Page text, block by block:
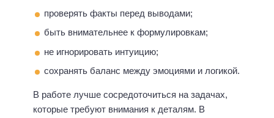
проверять факты перед выводами;
быть внимательнее к формулировкам;
не игнорировать интуицию;
сохранять баланс между эмоциями и логикой.
В работе лучше сосредоточиться на задачах,
которые требуют внимания к деталям. В